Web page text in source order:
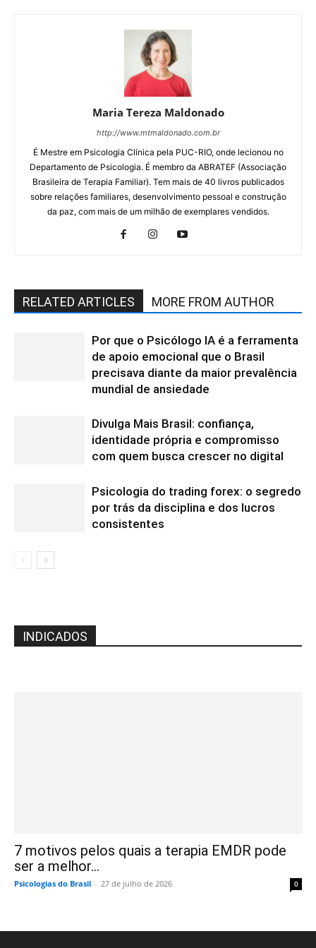
Maria Tereza Maldonado
http://www.mtmaldonado.com.br
É Mestre em Psicologia Clínica pela PUC-RIO, onde lecionou no
Departamento de Psicologia. É membro da ABRATEF (Associação
Brasileira de Terapia Familiar). Tem mais de 40 livros publicados
sobre relações familiares, desenvolvimento pessoal e construção
da paz, com mais de um milhão de exemplares vendidos.
RELATED ARTICLES MORE FROM AUTHOR
Por que o Psicólogo IA é a ferramenta
de apoio emocional que o Brasil
precisava diante da maior prevalência
mundial de ansiedade
Divulga Mais Brasil: confiança,
identidade própria e compromisso
com quem busca crescer no digital
Psicologia do trading forex: o segredo
por trás da disciplina e dos lucros
consistentes
INDICADOS
7 motivos pelos quais a terapia EMDR pode
ser a melhor...
Psicologias do Brasil - 27 de julho de 2026 0